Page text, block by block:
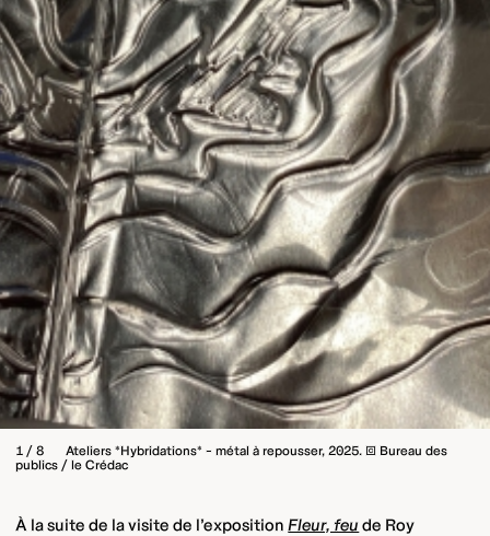
1 / 8
Ateliers *Hybridations* – métal à repousser, 2025. © Bureau des
publics / le Crédac
À la suite de la visite de l’exposition Fleur, feude Roy